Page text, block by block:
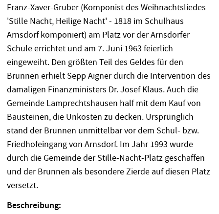
Franz-Xaver-Gruber (Komponist des Weihnachtsliedes
'Stille Nacht, Heilige Nacht' - 1818 im Schulhaus
Arnsdorf komponiert) am Platz vor der Arnsdorfer
Schule errichtet und am 7. Juni 1963 feierlich
eingeweiht. Den größten Teil des Geldes für den
Brunnen erhielt Sepp Aigner durch die Intervention des
damaligen Finanzministers Dr. Josef Klaus. Auch die
Gemeinde Lamprechtshausen half mit dem Kauf von
Bausteinen, die Unkosten zu decken. Ursprünglich
stand der Brunnen unmittelbar vor dem Schul- bzw.
Friedhofeingang von Arnsdorf. Im Jahr 1993 wurde
durch die Gemeinde der Stille-Nacht-Platz geschaffen
und der Brunnen als besondere Zierde auf diesen Platz
versetzt.
Beschreibung: